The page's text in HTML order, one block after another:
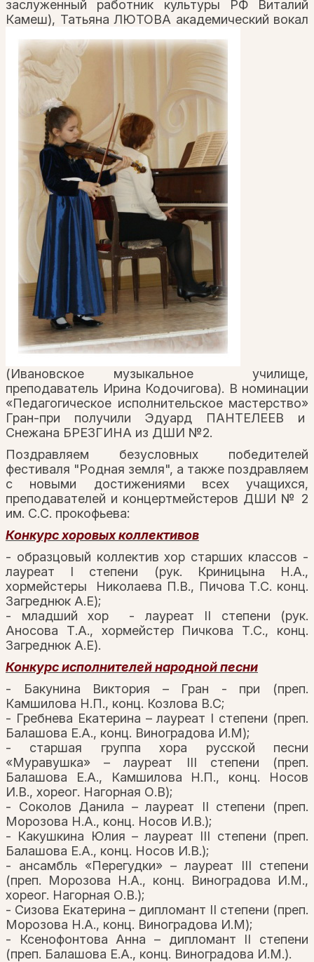
заслуженный работник культуры РФ Виталий
Камеш), Татьяна ЛЮТОВА академический вокал
(Ивановское музыкальное училище,
преподаватель Ирина Кодочигова). В номинации
«Педагогическое исполнительское мастерство»
Гран-при получили Эдуард ПАНТЕЛЕЕВ и
Снежана БРЕЗГИНА из ДШИ №2.
Поздравляем безусловных победителей
фестиваля "Родная земля", а также поздравляем
с новыми достижениями всех учащихся,
преподавателей и концертмейстеров ДШИ № 2
им. С.С. прокофьева:
Конкурс хоровых коллективов
- образцовый коллектив хор старших классов -
лауреат I степени (рук. Криницына Н.А.,
хормейстеры Николаева П.В., Пичова Т.С. конц.
Загреднюк А.Е);
- младший хор - лауреат II степени
(рук.
Аносова Т.А., хормейстер Пичкова Т.С., конц.
Загреднюк А.Е).
Конкурс исполнителей народной песни
- Бакунина Виктория – Гран - при (преп.
Камшилова Н.П., конц. Козлова В.С;
- Гребнева Екатерина – лауреат I степени (преп.
Балашова Е.А., конц. Виноградова И.М);
- старшая группа хора русской песни
«Муравушка» – лауреат III степени (преп.
Балашова Е.А., Камшилова Н.П., конц. Носов
И.В., хореог. Нагорная О.В);
- Соколов Данила – лауреат II степени (преп.
Морозова Н.А., конц. Носов И.В.);
- Какушкина Юлия – лауреат III степени (преп.
Балашова Е.А., конц. Носов И.В.);
- ансамбль «Перегудки» – лауреат III степени
(преп. Морозова Н.А., конц. Виноградова И.М.,
хореог. Нагорная О.В.);
- Сизова Екатерина – дипломант II степени (преп.
Морозова Н.А., конц. Виноградова И.М);
- Ксенофонтова Анна – дипломант II степени
(преп. Балашова Е.А., конц. Виноградова И.М.).